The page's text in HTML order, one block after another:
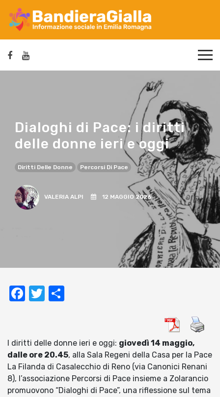
Dialoghi di Pace: i diritti
delle donne ieri e oggi
Diritti Delle Donne Percorsi Di Pace
VALERIA ALPI 12 MAGGIO 2026
Facebook
Twitter
I diritti delle donne ieri e oggi: giovedì 14 maggio,
dalle ore 20.45, alla Sala Regeni della Casa per la Pace
La Filanda di Casalecchio di Reno (via Canonici Renani
8), l’associazione Percorsi di Pace insieme a Zolarancio
promuovono “Dialoghi di Pace”, una riflessione sul tema